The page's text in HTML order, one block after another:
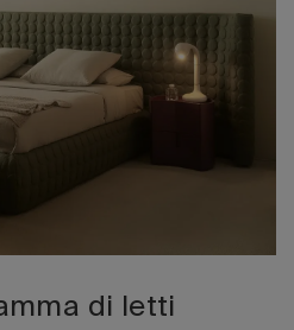
Edizione
di letti